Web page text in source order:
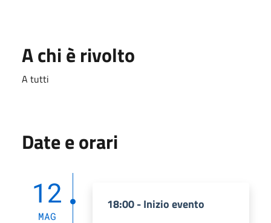
A chi è rivolto
A tutti
Date e orari
12
MAG
18:00 - Inizio evento